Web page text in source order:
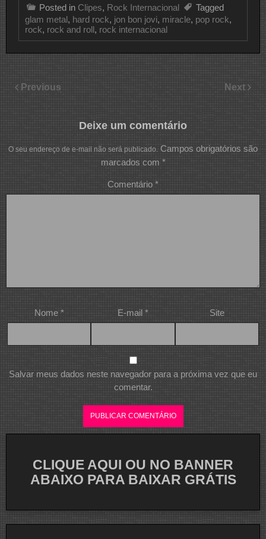
Posted in Clipes, Rock Internacional
Tagged
glam metal, hard rock, jon bon jovi, miracle, pop rock,
rock, rock and roll, rock internacional
Previous Next
Deixe um comentário
O seu endereço de e-mail não será publicado. Campos obrigatórios são
marcados com *
Comentário *
Nome * E-mail * Site
Salvar meus dados neste navegador para a próxima vez que eu
comentar.
CLIQUE AQUI OU NO BANNER
ABAIXO PARA BAIXAR GRÁTIS